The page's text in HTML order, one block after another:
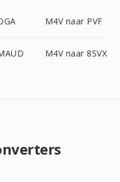
M4V naar PVF
M4V naar 8SVX